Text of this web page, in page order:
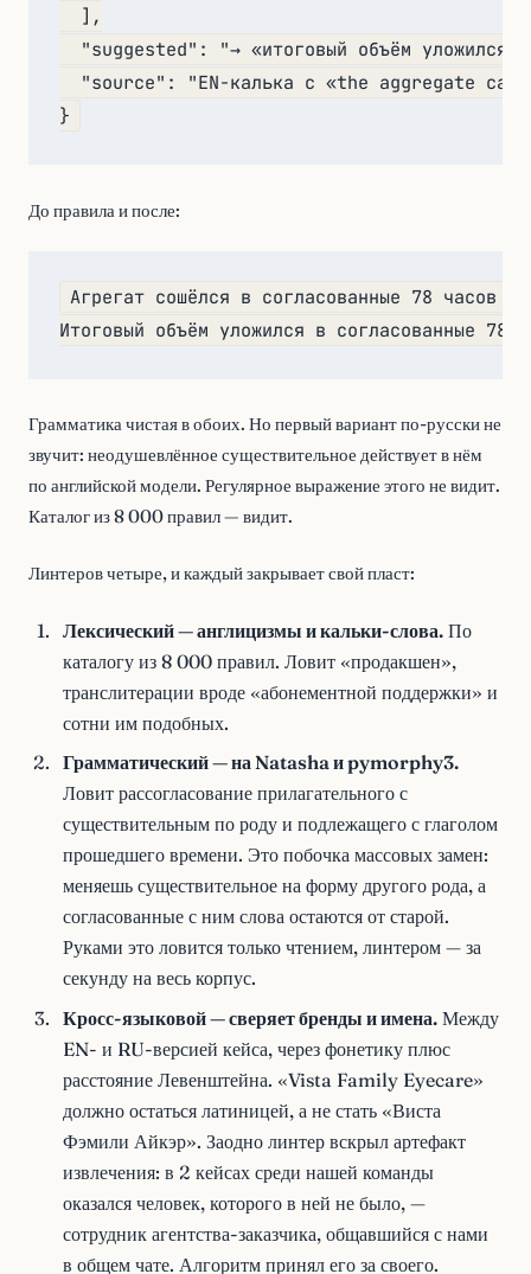
  ],
"suggested": "→ «итоговый объём уложился
"source": "EN-калька с «the aggregate
До правила и после:
Агрегат сошёлся в согласованные 78 часов
Грамматика чистая в обоих. Но первый вариант по-русски не
звучит: неодушевлённое существительное действует в нём
по английской модели. Регулярное выражение этого не видит.
Каталог из 8 000 правил — видит.
Линтеров четыре, и каждый закрывает свой пласт:
Лексический — англицизмы и кальки-слова. По
каталогу из 8 000 правил. Ловит «продакшен»,
транслитерации вроде «абонементной поддержки» и
сотни им подобных.
Грамматический — на Natasha и pymorphy3.
Ловит рассогласование прилагательного с
существительным по роду и подлежащего с глаголом
прошедшего времени. Это побочка массовых замен:
меняешь существительное на форму другого рода, а
согласованные с ним слова остаются от старой.
Руками это ловится только чтением, линтером — за
секунду на весь корпус.
Кросс-языковой — сверяет бренды и имена. Между
EN- и RU-версией кейса, через фонетику плюс
расстояние Левенштейна. «Vista Family Eyecare»
должно остаться латиницей, а не стать «Виста
Фэмили Айкэр». Заодно линтер вскрыл артефакт
извлечения: в 2 кейсах среди нашей команды
оказался человек, которого в ней не было, —
сотрудник агентства-заказчика, общавшийся с нами
в общем чате. Алгоритм принял его за своего.